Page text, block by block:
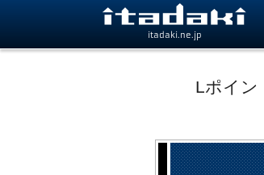
itadaki.ne.jp
Lポイン